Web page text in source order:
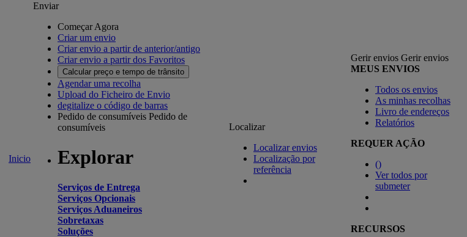
Inicio
Enviar
Começar Agora
Criar um envio
Criar envio a partir de anterior/antigo
Criar envio a partir dos Favoritos
Calcular preço e tempo de trânsito
Agendar uma recolha
Upload do Ficheiro de Envio
degitalize o código de barras
Pedido de consumíveis Pedido de
consumíveis
Explorar
Serviços de Entrega
Serviços Opcionais
Serviços Aduaneiros
Sobretaxas
Soluções
Localizar
Localizar envios
Localização por
referência
Gerir envios Gerir envios
MEUS ENVIOS
Todos os envios
As minhas recolhas
Livro de endereços
Relatórios
REQUER AÇÃO
()
Ver todos por
submeter
RECURSOS